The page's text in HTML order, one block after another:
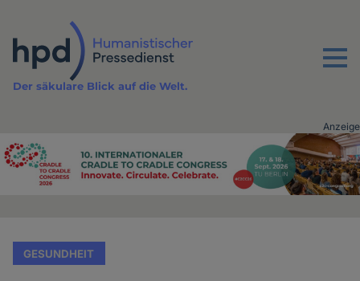
Inhalt
Menu
Der säkulare Blick auf die Welt.
Advertising
Anzeige
GESUNDHEIT